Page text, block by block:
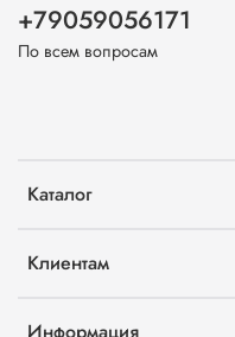
Каталог
Клиентам
Информация
+79059056171
По всем вопросам